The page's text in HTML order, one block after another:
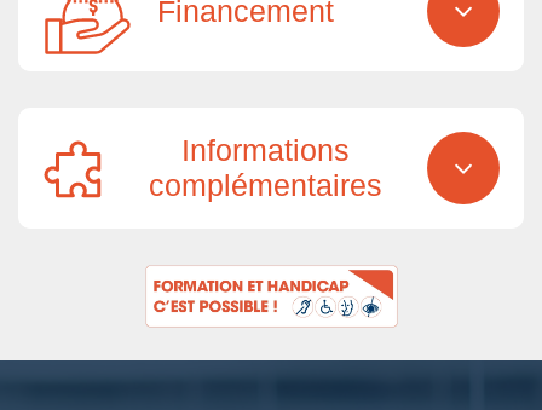
Financement
Informations
complémentaires